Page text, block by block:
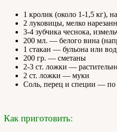
1 кролик (около 1-1,5 кг),
2 луковицы, мелко
3-4 зубчика чеснока,
200 мл. — белого вина
1 стакан — бульона или
200 гр. — сметаны
2-3 ст. ложки —
2 ст. ложки — муки
Соль, перец и специи — по
Как приготовить: